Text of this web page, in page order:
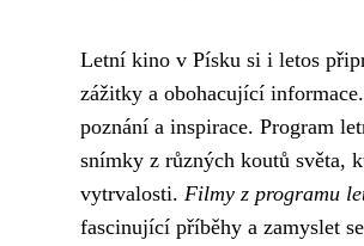
Letní kino v Písku si i letos
zážitky a obohacující informace.
poznání a inspirace. Program
snímky z různých koutů světa,
vytrvalosti. Filmy z programu
fascinující příběhy a zamyslet